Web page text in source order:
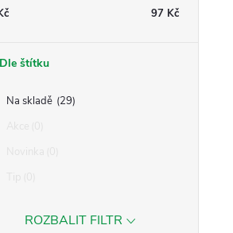
97 Kč
Dle štítku
Na skladě 29
ROZBALIT FILTR